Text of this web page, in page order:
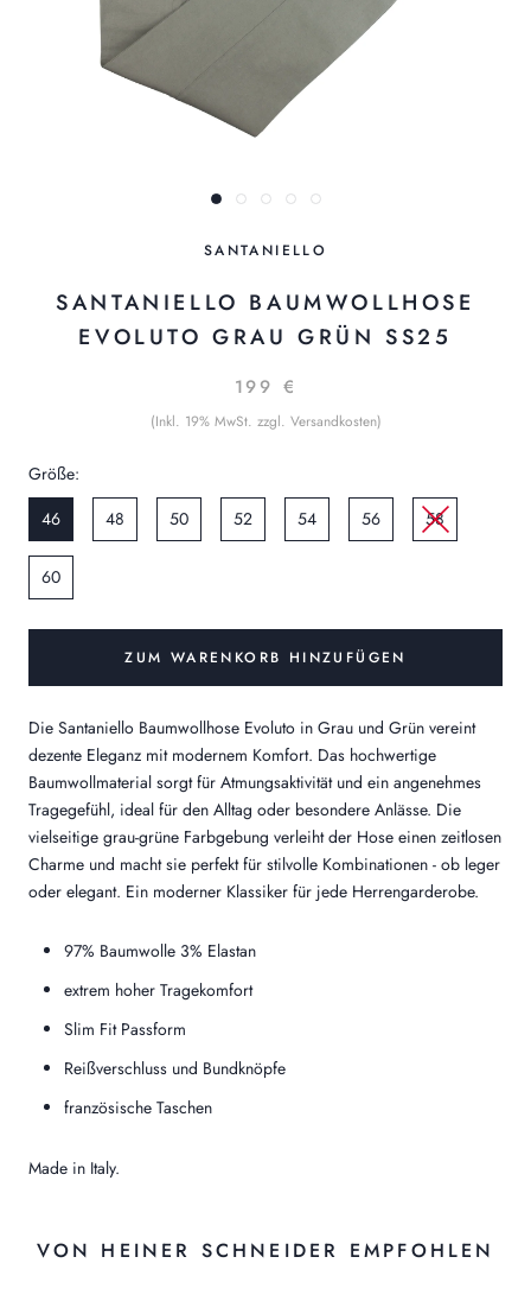
SANTANIELLO
SANTANIELLO BAUMWOLLHOSE
EVOLUTO GRAU GRÜN SS25
199 €
(Inkl. 19% MwSt. zzgl. Versandkosten)
Größe:
46
48 50 52 54 56 58
60
ZUM WARENKORB HINZUFÜGEN
Die Santaniello Baumwollhose Evoluto in Grau und Grün vereint
dezente Eleganz mit modernem Komfort. Das hochwertige
Baumwollmaterial sorgt für Atmungsaktivität und ein angenehmes
Tragegefühl, ideal für den Alltag oder besondere Anlässe. Die
vielseitige grau-grüne Farbgebung verleiht der Hose einen zeitlosen
Charme und macht sie perfekt für stilvolle Kombinationen - ob leger
oder elegant. Ein moderner Klassiker für jede Herrengarderobe.
97% Baumwolle 3% Elastan
extrem hoher Tragekomfort
Slim Fit Passform
Reißverschluss und Bundknöpfe
französische Taschen
Made in Italy.
VON HEINER SCHNEIDER EMPFOHLEN